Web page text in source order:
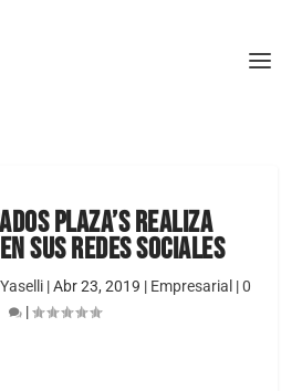
PLAZA’S REALIZA
SUS REDES SOCIALES
|Abr 23, 2019 | Empresarial |0
|